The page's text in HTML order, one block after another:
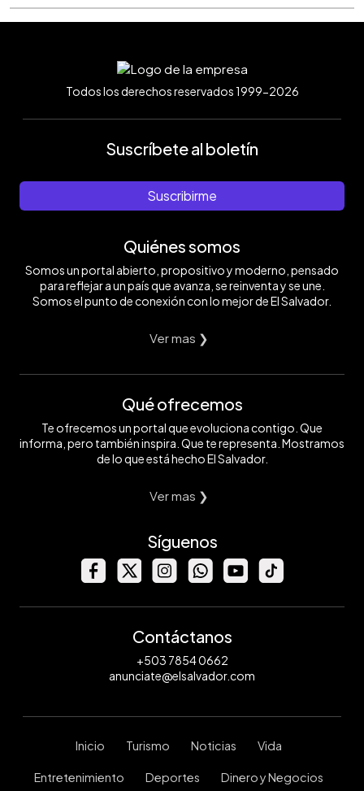
Todos los derechos reservados 1999-2026
Suscríbete al boletín
Suscribirme
Quiénes somos
Somos un portal abierto, propositivo y moderno, pensado
para reflejar a un país que avanza, se reinventa y se une.
Somos el punto de conexión con lo mejor de El Salvador.
Ver mas ❯
Qué ofrecemos
Te ofrecemos un portal que evoluciona contigo. Que
informa, pero también inspira. Que te representa. Mostramos
de lo que está hecho El Salvador.
Ver mas ❯
Síguenos
Contáctanos
+503 7854 0662
anunciate@elsalvador.com
Inicio Turismo Noticias Vida
Entretenimiento Deportes Dinero y Negocios